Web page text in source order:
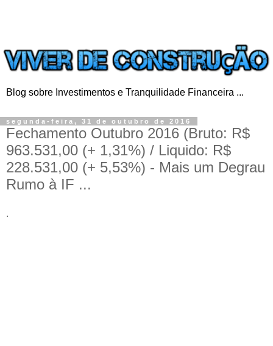
Blog sobre Investimentos e Tranquilidade Financeira ...
segunda-feira, 31 de outubro de 2016
Fechamento Outubro 2016 (Bruto: R$
963.531,00 (+ 1,31%) / Liquido: R$
228.531,00 (+ 5,53%) - Mais um Degrau
Rumo à IF ...
.